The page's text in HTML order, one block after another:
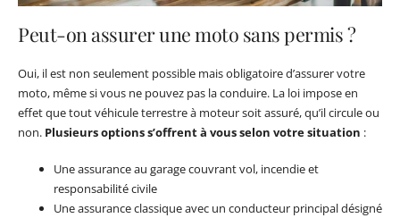
Peut-on assurer une moto sans permis ?
Oui, il est non seulement possible mais obligatoire d’assurer votre
moto, même si vous ne pouvez pas la conduire. La loi impose en
effet que tout véhicule terrestre à moteur soit assuré, qu’il circule ou
non. Plusieurs options s’offrent à vous selon votre situation :
Une assurance au garage couvrant vol, incendie et
responsabilité civile
Une assurance classique avec un conducteur principal désigné